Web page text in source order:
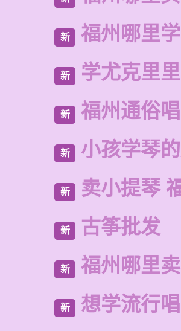
新 福州哪里
新 学尤克里
新 福州通俗
新 小孩学琴
新 卖小提琴
新 古筝批发
新 福州哪里
新 想学流行